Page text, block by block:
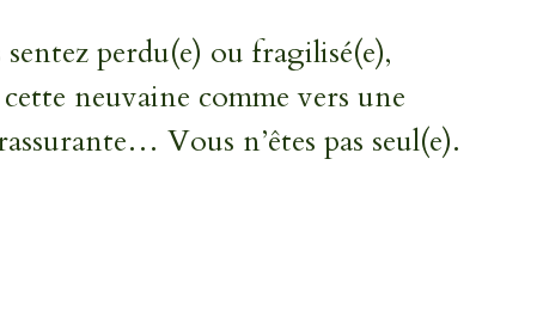
perdu(e) ou fragilisé(e),
neuvaine comme vers une
Vous n’êtes pas seul(e).